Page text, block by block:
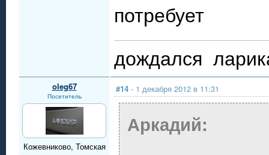
потребует
дождался
oleg67
Посетитель
Кожевниково, Томская
#14 - 1 декабря 2012 в 11:31
Аркадий: